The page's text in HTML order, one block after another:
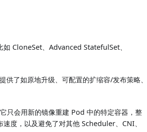
CloneSet、Advanced StatefulSet、
了如原地升级、可配置的扩缩容/发布策略、
只会用新的镜像重建 Pod 中的特定容器，整
度，以及避免了对其他 Scheduler、CNI、